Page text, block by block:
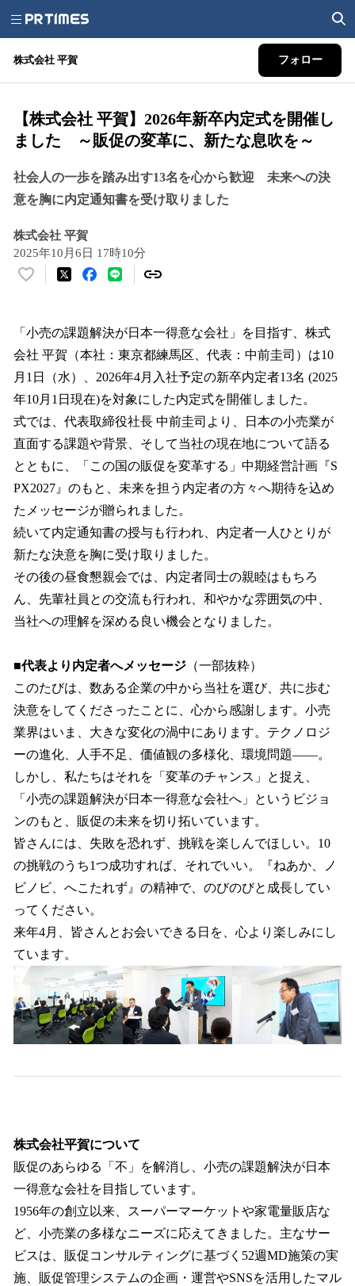
株式会社 平賀 フォロー
【株式会社 平賀】2026年新卒内定式を開催し
ました ～販促の変革に、新たな息吹を～
社会人の一歩を踏み出す13名を心から歓迎 未来への決
意を胸に内定通知書を受け取りました
株式会社 平賀
2025年10月6日 17時10分
い
！
数
を
読
み
込
み
中
で
す
「小売の課題解決が日本一得意な会社」を目指す、株式
会社 平賀（本社：東京都練馬区、代表：中前圭司）は10
月1日（水）、2026年4月入社予定の新卒内定者13名 (2025
年10月1日現在)を対象にした内定式を開催しました。
式では、代表取締役社長 中前圭司より、日本の小売業が
直面する課題や背景、そして当社の現在地について語る
とともに、「この国の販促を変革する」中期経営計画『S
PX2027』のもと、未来を担う内定者の方々へ期待を込め
たメッセージが贈られました。
続いて内定通知書の授与も行われ、内定者一人ひとりが
新たな決意を胸に受け取りました。
その後の昼食懇親会では、内定者同士の親睦はもちろ
ん、先輩社員との交流も行われ、和やかな雰囲気の中、
当社への理解を深める良い機会となりました。
■代表より内定者へメッセージ （一部抜粋）
このたびは、数ある企業の中から当社を選び、共に歩む
決意をしてくださったことに、心から感謝します。小売
業界はいま、大きな変化の渦中にあります。テクノロジ
ーの進化、人手不足、価値観の多様化、環境問題——。
しかし、私たちはそれを「変革のチャンス」と捉え、
「小売の課題解決が日本一得意な会社へ」というビジョ
ンのもと、販促の未来を切り拓いています。
皆さんには、失敗を恐れず、挑戦を楽しんでほしい。10
の挑戦のうち1つ成功すれば、それでいい。『ねあか、ノ
ビノビ、へこたれず』の精神で、のびのびと成長してい
ってください。
来年4月、皆さんとお会いできる日を、心より楽しみにし
ています。
株式会社平賀について
販促のあらゆる「不」を解消し、小売の課題解決が日本
一得意な会社を目指しています。
1956年の創立以来、スーパーマーケットや家電量販店な
ど、小売業の多様なニーズに応えてきました。主なサー
ビスは、販促コンサルティングに基づく52週MD施策の実
施、販促管理システムの企画・運営やSNSを活用したマル